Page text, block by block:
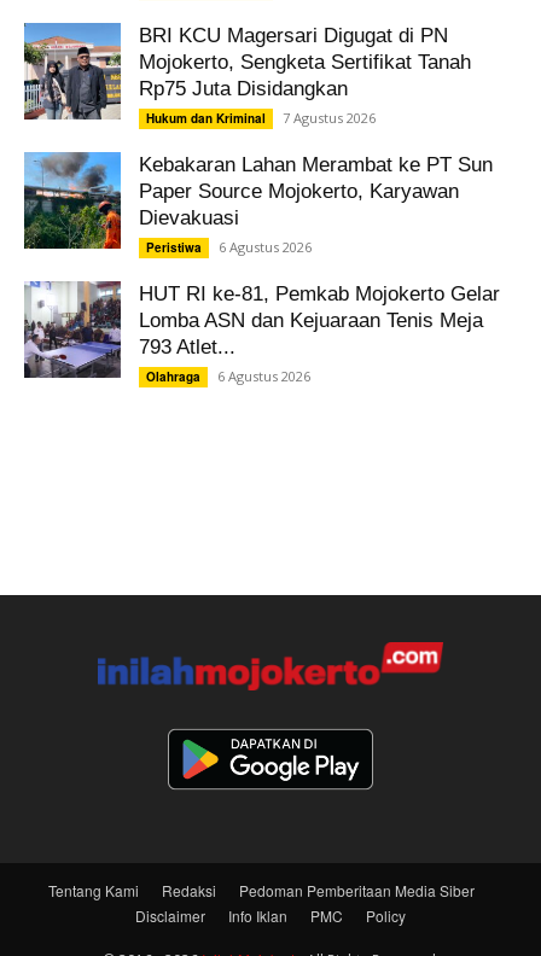
BRI KCU Magersari Digugat di PN
Mojokerto, Sengketa Sertifikat Tanah
Rp75 Juta Disidangkan
Hukum dan Kriminal 7 Agustus 2026
Kebakaran Lahan Merambat ke PT Sun
Paper Source Mojokerto, Karyawan
Dievakuasi
Peristiwa 6 Agustus 2026
HUT RI ke-81, Pemkab Mojokerto Gelar
Lomba ASN dan Kejuaraan Tenis Meja
793 Atlet...
Olahraga 6 Agustus 2026
Tentang Kami Redaksi
Pedoman Pemberitaan Media Siber
Disclaimer
Info Iklan PMC Policy